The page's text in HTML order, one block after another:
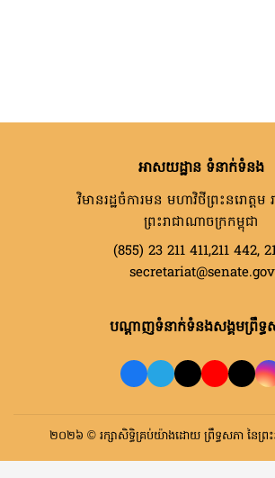
អាសយដ្ឋាន ទំនាក់ទំនង
វិមានរដ្ឋចំការមន មហាវិថីព្រះនរោត្តម
ព្រះរាជាណាចក្រកម្ពុជា
(855) 23 211 411,211 442,
បណ្តាញទំនាក់ទំនងសង្គមព្រឹទ្ធ
២០២៦ © រក្សាសិទ្ធិគ្រប់យ៉ាងដោយ ព្រឹទ្ធសភា នៃព្រះ